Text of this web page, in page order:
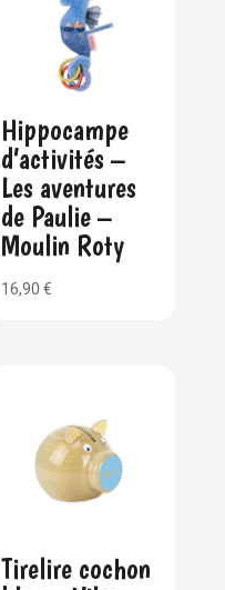
Hippocampe
d’activités –
Les aventures
de Paulie –
Moulin Roty
16,90€
Tirelire cochon